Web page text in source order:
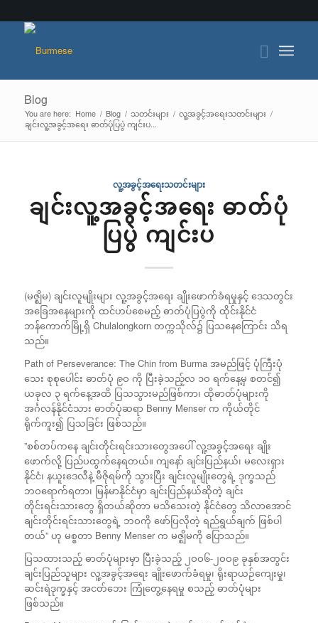
Blog
You are here: Home / Blog / သတင်းများ / လူ့အခွင့်အရေးသတင်းများ /
ချင်းလူ့အခွင့်အရေး ဓာတ်ပုံပြပွဲ ကျင်းပ...
လူ့အခွင့်အရေးသတင်းများ
ချင်းလူ့အခွင့်အရေး ဓာတ်ပုံ
ပြပွဲ ကျင်းပ
(မဇ္ဈိမ) ချင်းလူမျိုးများ လူ့အခွင့်အရေး ချိုးဖောက်ခံရမှုနှင့် ဒေသတွင်း
အခြေအနေများကို ထင်ဟပ်စေမည့် ဓာတ်ပုံပြပွဲကို ထိုင်းနိုင်ငံ
ဘန်ကောက်မြို့ရှိ Chulalongkorn တက္ကသိုလ်၌ ပြသနေကြောင်း သိရ
သည်။
Path of Perseverance: The Chin from Burma အမည်ဖြင့် ပုံကြီးပုံ
သေး စုစုပေါင်း ဓာတ်ပုံ ၉ဝ ကို ပြီးခဲ့သည့်လ ၁ဝ ရက်နေ့မှ စတင်၍
ယခုလ ၃ ရက်နေ့အထိ ပြသသွားမည်ဖြစ်ကာ၊ ထိုဓာတ်ပုံများကို
အင်္ဂလန်နိုင်ငံသား ဓာတ်ပုံဆရာ Benny Menser က ကိုယ်တိုင်
ရိုက်ကူး၍ ပြသခြင်း ဖြစ်သည်။
”စစ်တပ်ကနေ ချင်းတိုင်းရင်းသားတွေအပေါ် လူ့အခွင့်အရေး ချိုး
ဖောက်လို့ ပြည်ပထွက်နေရတယ်။ ကျနော် ချင်းပြည်နယ်၊ မလေးရှား
နိုင်ငံ၊ နယူးဒေလီနဲ့ မီဇိုရမ်ကို သွားပြီး ချင်းလူမျိုးတွေရဲ့ ဒုက္ခသည်
ဘဝရောက်ရတာ၊ မြန်မာနိုင်ငံမှာ ချင်းပြည်နယ်ဆိုတဲ့ ချင်း
တိုင်းရင်းသားတွေ ရှိတယ်ဆိုတာ မသိသေးတဲ့ နိုင်ငံတွေ သိလာအောင်
ချင်းတိုင်းရင်းသားတွေရဲ့ ဘဝကို ဖော်ပြလိုတဲ့ ရည်ရွယ်ချက် ဖြစ်ပါ
တယ်” ဟု မစ္စတာ Benny Menser က မဇ္ဈိမကို ပြောသည်။
ပြသထားသည့် ဓာတ်ပုံများမှာ ပြီးခဲ့သည့် ၂ဝဝ၆-၂ဝဝ၉ ခုနှစ်အတွင်း
ချင်းပြည်သူများ လူ့အခွင့်အရေး ချိုးဖောက်ခံရမှု၊ ရိုးရာယဉ်ကျေးမှု၊
ဆင်းရဲဒုက္ခနှင့် အငတ်ဘေး ကြုံတွေ့နေရမှု စသည့် ဓာတ်ပုံများ
ဖြစ်သည်။